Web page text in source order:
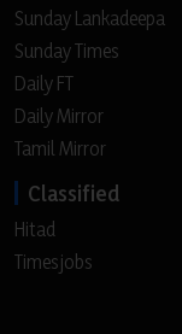
Sunday Lankadeepa
Sunday Times
Daily FT
Daily Mirror
Tamil Mirror
Classified
Hitad
Timesjobs